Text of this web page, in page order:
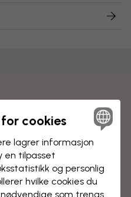
cookies
lagrer informasjon
en tilpasset
og personlig
hvilke cookies du
som trengs